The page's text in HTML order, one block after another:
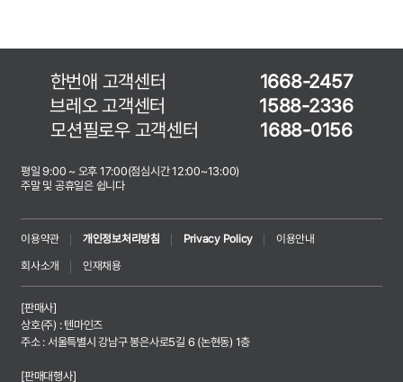
한번애 고객센터
1668-2457
브레오 고객센터
1588-2336
모션필로우 고객센터
1688-0156
평일 9:00 ~ 오후 17:00(점심시간 12:00~13:00)
주말 및 공휴일은 쉽니다
이용약관 개인정보처리방침 Privacy Policy
이용안내
회사소개
인재채용
[판매사]
상호(주) : 텐마인즈
주소 : 서울특별시 강남구 봉은사로5길 6 (논현동) 1층
[판매대행사]